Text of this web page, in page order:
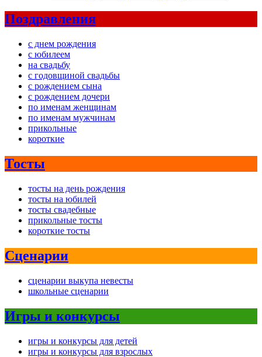
Поздравления
с днем рождения
с юбилеем
на свадьбу
с годовщиной свадьбы
с рождением сына
с рождением дочери
по именам женщинам
по именам мужчинам
прикольные
короткие
Тосты
тосты на день рождения
тосты на юбилей
тосты свадебные
прикольные тосты
короткие тосты
Сценарии
сценарии выкупа невесты
школьные сценарии
Игры и конкурсы
игры и конкурсы для детей
игры и конкурсы для взрослых